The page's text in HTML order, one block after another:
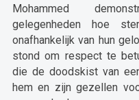
Mohammed
gelegenheden hoe
onafhankelijk van hun
stond om respect te
die de doodskist van
hem en zijn gezellen